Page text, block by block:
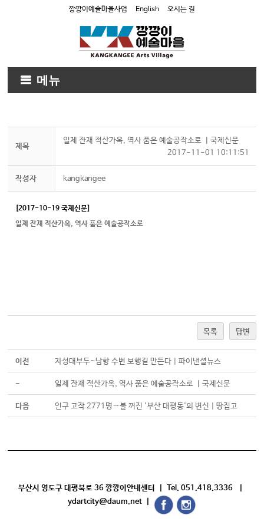
깡깡이예술마을사업 English 오시는 길
메뉴
제목
일제 잔재 적산가옥, 역사 품은 예술공작소로 ㅣ국제신문
2017-11-01 10:11:51
작성자 kangkangee
[2017-10-19 국제신문]
일제 잔재 적산가옥, 역사 품은 예술공작소로
목록 답변
이전 자성대부두~남항 수변 보행길 만든다 | 파이낸셜뉴스
- 일제 잔재 적산가옥, 역사 품은 예술공작소로 ㅣ국제신문
다음 인구 고작 2771명…불 꺼진 '부산 대평동'의 변신 | 땅집고
부산시 영도구 대평북로 36 깡깡이안내센터 | Tel. 051.418.3336 |
ydartcity@daum.net |